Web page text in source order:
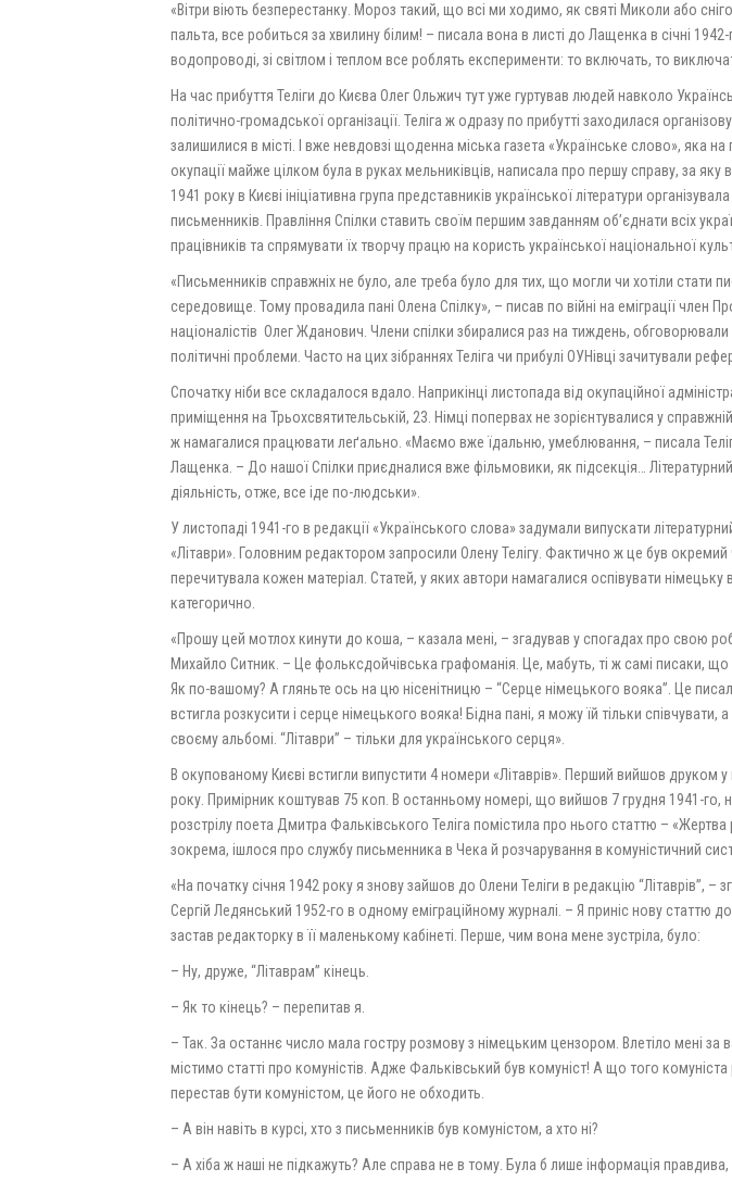
«Вітри віють безперестанку. Мороз такий, що всі ми ходимо, як святі Миколи або
пальта, все робиться за хвилину білим! – писала вона в листі до Лащенка в січні
водопроводі, зі світлом і теплом все роблять експерименти: то включать, то
На час прибуття Теліги до Києва Олег Ольжич тут уже гуртував людей навколо
політично-громадської організації. Теліга ж одразу по прибутті заходилася
залишилися в місті. І вже невдовзі щоденна міська газета «Українське слово», яка
окупації майже цілком була в руках мельниківців, написала про першу справу, за яку
1941 року в Києві ініціативна група представників української літератури
письменників. Правління Спілки ставить своїм першим завданням об’єднати всіх
працівників та спрямувати їх творчу працю на користь української національної
«Письменників справжніх не було, але треба було для тих, що могли чи хотіли стати
середовище. Тому провадила пані Олена Спілку», – писав по війні на еміграції член
націоналістів Олег Жданович. Члени спілки збиралися раз на тиждень, обговорювали
політичні проблеми. Часто на цих зібраннях Теліга чи прибулі ОУНівці зачитували
Спочатку ніби все складалося вдало. Наприкінці листопада від окупаційної
приміщення на Трьохсвятительській, 23. Німці попервах не зорієнтувалися у
ж намагалися працювати леґально. «Маємо вже їдальню, умеблювання, – писала
Лащенка. – До нашої Спілки приєдналися вже фільмовики, як підсекція…
діяльність, отже, все іде по-людськи».
У листопаді 1941-го в редакції «Українського слова» задумали випускати
«Літаври». Головним редактором запросили Олену Телігу. Фактично ж це був окремий
перечитувала кожен матеріал. Статей, у яких автори намагалися оспівувати німецьку
категорично.
«Прошу цей мотлох кинути до коша, – казала мені, – згадував у спогадах про свою
Михайло Ситник. – Це фольксдойчівська графоманія. Це, мабуть, ті ж самі писаки, що
Як по-вашому? А гляньте ось на цю нісенітницю – “Серце німецького вояка”. Це
встигла розкусити і серце німецького вояка! Бідна пані, я можу їй тільки
своєму альбомі. “Літаври” – тільки для українського серця».
В окупованому Києві встигли випустити 4 номери «Літаврів». Перший вийшов друком
року. Примірник коштував 75 коп. В останньому номері, що вийшов 7 грудня 1941-го,
розстрілу поета Дмитра Фальківського Теліга помістила про нього статтю – «Жертва
зокрема, ішлося про службу письменника в Чека й розчарування в комуністичний
«На початку січня 1942 року я знову зайшов до Олени Теліги в редакцію “Літаврів”, –
Сергій Ледянський 1952-го в одному еміграційному журналі. – Я приніс нову статтю
застав редакторку в її маленькому кабінеті. Перше, чим вона мене зустріла, було:
– Ну, друже, “Літаврам” кінець.
– Як то кінець? – перепитав я.
– Так. За останнє число мала гостру розмову з німецьким цензором. Влетіло мені за
містимо статті про комуністів. Адже Фальківський був комуніст! А що того комуніста
перестав бути комуністом, це його не обходить.
– А він навіть в курсі, хто з письменників був комуністом, а хто ні?
– А хіба ж наші не підкажуть? Але справа не в тому. Була б лише інформація правдива,